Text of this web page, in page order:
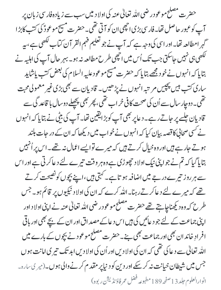
حضرت مصلح موعود رضی اللہ تعالیٰ عنہ کی اولاد میں سب سے زیادہ فارسی زبان پر
آپ کو عبور حاصل تھا۔ فارسی بڑی اچھی ان کو آتی تھی۔ حضرت مسیح موعودؑ کی کتب کا بڑا
گہرا مطالعہ تھا۔ اور اسی کی وجہ ہے کہ آپ نے جو تعلیم فہم القرآن کتاب لکھی ہے، یہ
لکھی ہی نہیں جا سکتی جب تک اُس میں اچھی طرح مطالعہ نہ ہو۔ بہر حال آپ کی اہلیہ نے
بتایا کہ انہوں نے خود مجھے بتایا کہ حضرت مسیح موعود علیہ السلام کی بعض کتب یا شاید
ساری کتب بیس پچیس مرتبہ انہوں نے پڑھیں۔ قادیان سے بھی بڑی غیر معمولی محبت
تھی۔ دو چار سال سے اُن کی صحت کافی خراب تھی، پھر بھی پچھلے دو سال باقاعدگی سے
قادیان جلسے پر جاتے رہے۔ دعا پر بھی آپ کو بڑا یقین تھا۔ آپ کی بیٹی نے بتایا کہ انہوں
نے کسی صحابی کا قصہ بیان کیا کہ انہوں نے خواب میں دیکھا کہ ان کے درجات بلند
ہوتے جا رہے ہیں اور وہ خیال کرتے ہیں کہ میرے تو ایسے اعمال نہ تھے۔ اس پر اُنہیں
بتایا گیا کہ تم نے جو اپنی نیک اولاد چھوڑی ہے وہ ہر وقت تیرے لئے دعا کرتی ہے اور اس
سے ہر روز تیرے درجے میں اضافہ ہوتا ہے۔ کہتی ہیں، اپنے بچوں کو نصیحت کرتے
تھے کہ میرے لئے دعا کرتے رہنا۔ اللہ کرے کہ ان کی اولاد نیکیوں پر قائم ہو۔ جس
طرح کہ وہ دیکھنا چاہتے تھے حضرت مصلح موعود رضی اللہ تعالیٰ عنہ نے اپنی اولاد اور
اپنی جماعت کے لئے جو دعائیں کی ہیں اس دعا کے مصداق اور ان کے بچے بھی اور باقی
افرادِ خاندان بھی اور جماعت بھی بنے۔ حضرت مصلح موعود نے بچوں کے بارے میں
اللہ تعالیٰ سے دعا کی تھی کہ ان کی اولادیں اور اُن کی اولادیں ابد تک تیری امانت ہوں
جس میں شیطان خیانت نہ کر سکے اور دین کو دنیا پر مقدم کرنے والی ہوں۔(میری سارہ۔
انوارالعلوم جلد13صفحہ189مطبوعہ فضل عمر فاؤنڈیشن ربوہ)